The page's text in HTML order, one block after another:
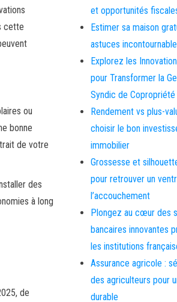
cette
ou
bonne
de votre
des
à long
de
et opportunités
Estimer sa maison
astuces
Explorez les
pour Transformer la
Syndic de Copropriété
Rendement vs plus-
choisir le bon
immobilier
Grossesse et
pour retrouver un
l’accouchement
Plongez au cœur des
bancaires innovantes
les institutions
Assurance agricole :
des agriculteurs pour
durable